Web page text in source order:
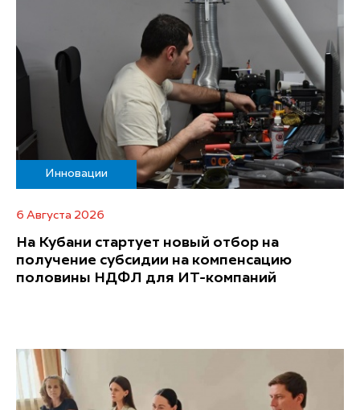
Инновации
6 Августа 2026
На Кубани стартует новый отбор на
получение субсидии на компенсацию
половины НДФЛ для ИT-компаний